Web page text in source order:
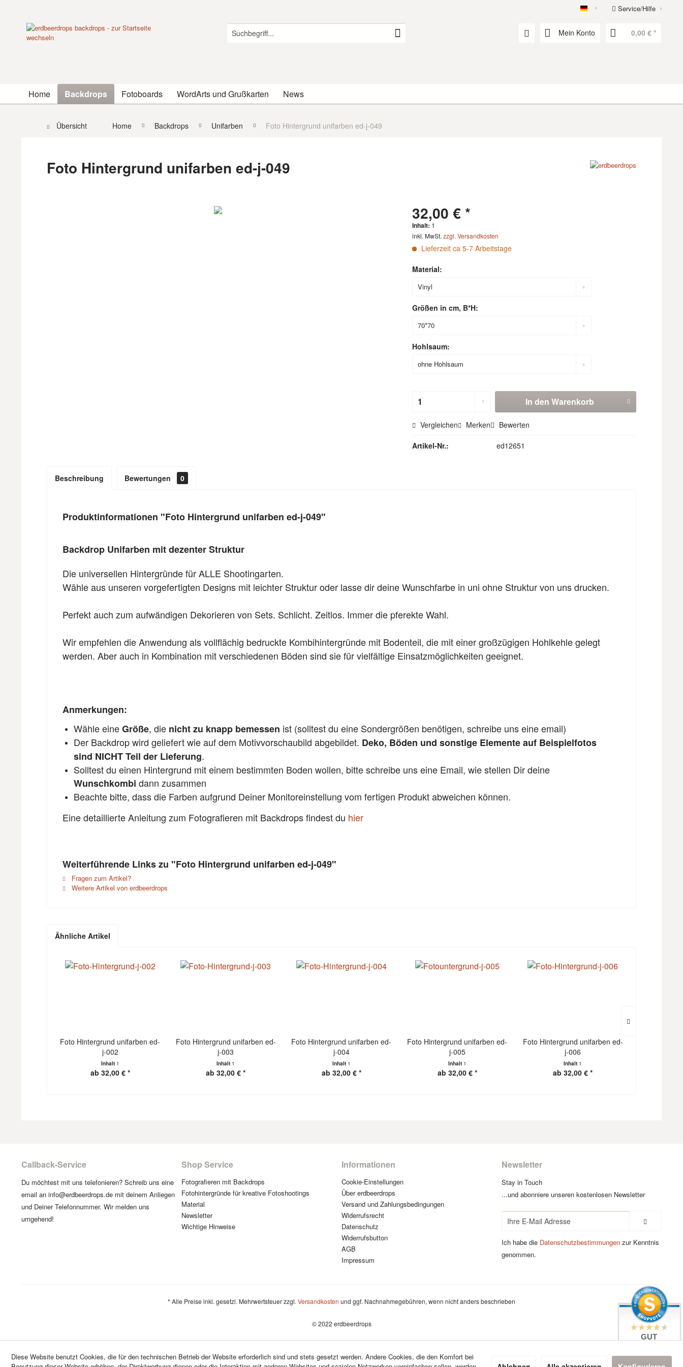
erdbeerdropsService/Hilfe
Mein Konto 0,00 € *
Home Backdrops Fotoboards WordArts und Grußkarten News
Übersicht Home Backdrops Unifarben Foto Hintergrund unifarben ed-j-049
Foto Hintergrund unifarben ed-j-049
32,00 € *
Inhalt: 1
inkl. MwSt.zzgl. Versandkosten
Lieferzeit ca 5-7 Arbeitstage
Material:
Größen in cm, B*H:
Hohlsaum:
In den Warenkorb
Vergleichen Merken Bewerten
Artikel-Nr.: ed12651
Beschreibung Bewertungen 0
Produktinformationen "Foto Hintergrund unifarben ed-j-049"
Backdrop Unifarben mit dezenter Struktur
Die universellen Hintergründe für ALLE Shootingarten.
Wähle aus unseren vorgefertigten Designs mit leichter Struktur oder lasse dir deine Wunschfarbe in uni ohne Struktur von uns drucken.
Perfekt auch zum aufwändigen Dekorieren von Sets. Schlicht. Zeitlos. Immer die pferekte Wahl.
Wir empfehlen die Anwendung als vollflächig bedruckte Kombihintergründe mit Bodenteil, die mit einer großzügigen Hohlkehle gelegt
werden. Aber auch in Kombination mit verschiedenen Böden sind sie für vielfältige Einsatzmöglichkeiten geeignet.
Anmerkungen:
Wähle eineGröße, die nicht zu knapp bemessen ist (solltest du eine Sondergrößen benötigen, schreibe uns eine email)
Der Backdrop wird geliefert wie auf dem Motivvorschaubild abgebildet. Deko, Böden und sonstige Elemente auf Beispielfotos
sind NICHT Teil der Lieferung.
Solltest du einen Hintergrund mit einem bestimmten Boden wollen, bitte schreibe uns eine Email, wie stellen Dir deine
Wunschkombi dann zusammen
Beachte bitte, dass die Farben aufgrund Deiner Monitoreinstellung vom fertigen Produkt abweichen können.
Eine detaillierte Anleitung zum Fotografieren mit Backdrops findest du hier
Weiterführende Links zu "Foto Hintergrund unifarben ed-j-049"
Fragen zum Artikel?
Weitere Artikel von erdbeerdrops
Ähnliche Artikel
Foto Hintergrund unifarben ed-
j-002
Inhalt 1
ab 32,00 € *
Foto Hintergrund unifarben ed-
j-003
Inhalt 1
ab 32,00 € *
Foto Hintergrund unifarben ed-
j-004
Inhalt 1
ab 32,00 € *
Foto Hintergrund unifarben ed-
j-005
Inhalt 1
ab 32,00 € *
Foto Hintergrund unifarben ed-
j-006
Inhalt 1
ab 32,00 € *
Callback-Service
Du möchtest mit uns telefonieren? Schreib uns eine
email an info@erdbeerdrops.de mit deinem Anliegen
und Deiner Telefonnummer. Wir melden uns
umgehend!
Shop Service
Fotografieren mit Backdrops
Fotohintergründe für kreative Fotoshootings
Material
Newsletter
Wichtige Hinweise
Informationen
Cookie-Einstellungen
Über erdbeerdrops
Versand und Zahlungsbedingungen
Widerrufsrecht
Datenschutz
Widerrufsbutton
AGB
Impressum
Newsletter
Stay in Touch
...und abonniere unseren kostenlosen Newsletter
Ich habe die Datenschutzbestimmungen zur Kenntnis
genommen.
* Alle Preise inkl. gesetzl. Mehrwertsteuer zzgl. Versandkosten und ggf. Nachnahmegebühren, wenn nicht anders beschrieben
© 2022 erdbeerdrops
Diese Website benutzt Cookies, die für den technischen Betrieb der Website erforderlich sind und stets gesetzt werden. Andere Cookies, die den Komfort bei
GUT